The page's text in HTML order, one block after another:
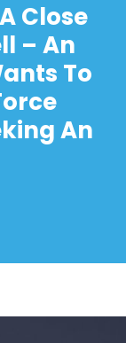
Close
– An
To
An